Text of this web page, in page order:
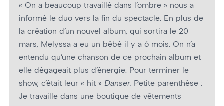
« On a beaucoup travaillé dans l’ombre » nous a
informé le duo vers la fin du spectacle. En plus de
la création d’un nouvel album, qui sortira le 20
mars, Melyssa a eu un bébé il y a 6 mois. On n’a
entendu qu’une chanson de ce prochain album et
elle dégageait plus d’énergie. Pour terminer le
show, c’était leur « hit » Danser. Petite parenthèse :
Je travaille dans une boutique de vêtements